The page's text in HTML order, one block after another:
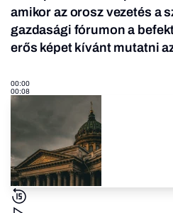
amikor az orosz vezetés a
gazdasági fórumon a
erős képet kívánt mutatni
00:00
00:08